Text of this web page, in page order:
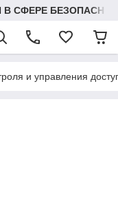
СФЕРЕ
и управления